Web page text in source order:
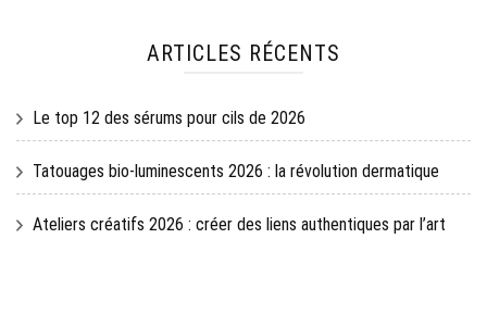
ARTICLES RÉCENTS
Le top 12 des sérums pour cils de 2026
Tatouages bio-luminescents 2026 : la révolution dermatique
Ateliers créatifs 2026 : créer des liens authentiques par l’art